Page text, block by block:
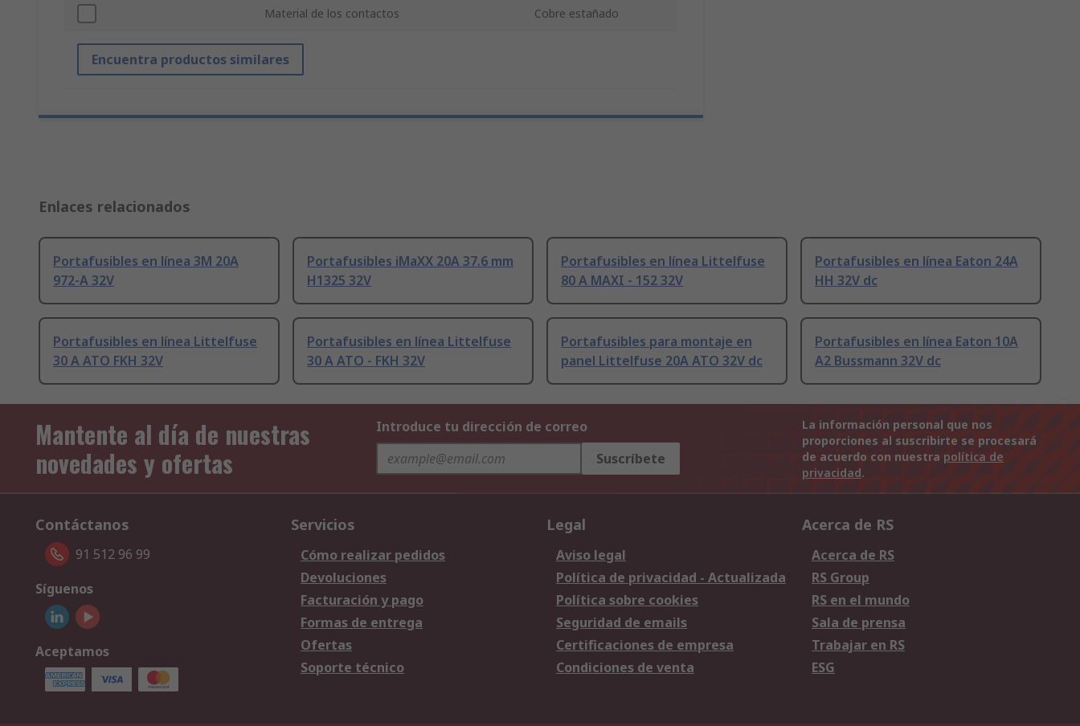
Material de los contactos Cobre estañado
Encuentra productos similares
Enlaces relacionados
Portafusibles en línea 3M 20A
972-A 32V
Portafusibles iMaXX 20A 37.6 mm
H1325 32V
Portafusibles en línea Littelfuse
80 A MAXI - 152 32V
Portafusibles en línea Eaton 24A
HH 32V dc
Portafusibles en línea Littelfuse
30 A ATO FKH 32V
Portafusibles en línea Littelfuse
30 A ATO - FKH 32V
Portafusibles para montaje en
panel Littelfuse 20A ATO 32V dc
Portafusibles en línea Eaton 10A
A2 Bussmann 32V dc
Mantente al día de nuestras
novedades y ofertas
Introduce tu dirección de correo
Suscríbete
La información personal que nos
proporciones al suscribirte se procesará
de acuerdo con nuestra política de
privacidad.
Contáctanos
91 512 96 99
Síguenos
Aceptamos
Servicios
Cómo realizar pedidos
Devoluciones
Facturación y pago
Formas de entrega
Ofertas
Soporte técnico
Legal
Aviso legal
Política de privacidad - Actualizada
Política sobre cookies
Seguridad de emails
Certificaciones de empresa
Condiciones de venta
Acerca de RS
Acerca de RS
RS Group
RS en el mundo
Sala de prensa
Trabajar en RS
ESG